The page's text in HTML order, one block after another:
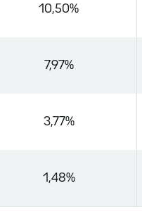
10,50%
7,97%
3,77%
1,48%